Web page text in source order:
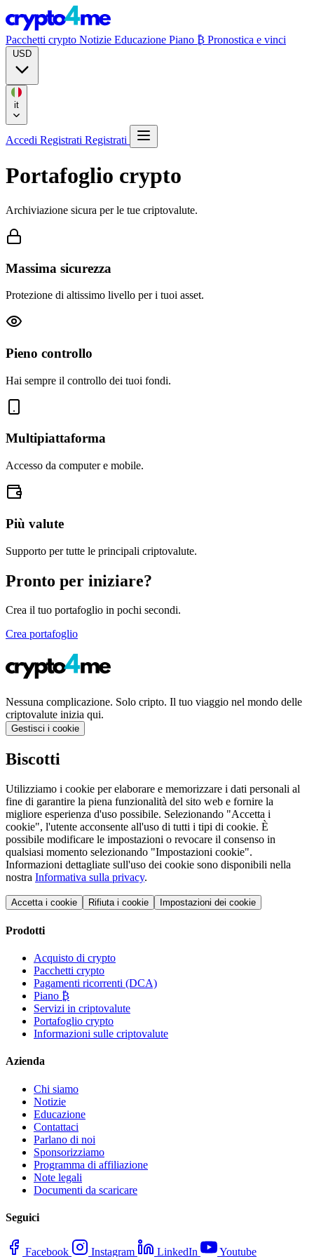
Pacchetti crypto Notizie Educazione Piano ₿ Pronostica e vinci
Accedi Registrati Registrati
Portafoglio crypto
Archiviazione sicura per le tue criptovalute.
Massima sicurezza
Protezione di altissimo livello per i tuoi asset.
Pieno controllo
Hai sempre il controllo dei tuoi fondi.
Multipiattaforma
Accesso da computer e mobile.
Più valute
Supporto per tutte le principali criptovalute.
Pronto per iniziare?
Crea il tuo portafoglio in pochi secondi.
Crea portafoglio
Nessuna complicazione. Solo cripto. Il tuo viaggio nel mondo delle
criptovalute inizia qui.
Gestisci i cookie
Biscotti
Utilizziamo i cookie per elaborare e memorizzare i dati personali al
fine di garantire la piena funzionalità del sito web e fornire la
migliore esperienza d'uso possibile. Selezionando "Accetta i
cookie", l'utente acconsente all'uso di tutti i tipi di cookie. È
possibile modificare le impostazioni o revocare il consenso in
qualsiasi momento selezionando "Impostazioni cookie".
Informazioni dettagliate sull'uso dei cookie sono disponibili nella
nostra Informativa sulla privacy.
Accetta i cookie Rifiuta i cookie Impostazioni dei cookie
Prodotti
Acquisto di crypto
Pacchetti crypto
Pagamenti ricorrenti (DCA)
Piano ₿
Servizi in criptovalute
Portafoglio crypto
Informazioni sulle criptovalute
Azienda
Chi siamo
Notizie
Educazione
Contattaci
Parlano di noi
Sponsorizziamo
Programma di affiliazione
Note legali
Documenti da scaricare
Seguici
Facebook Instagram LinkedIn Youtube